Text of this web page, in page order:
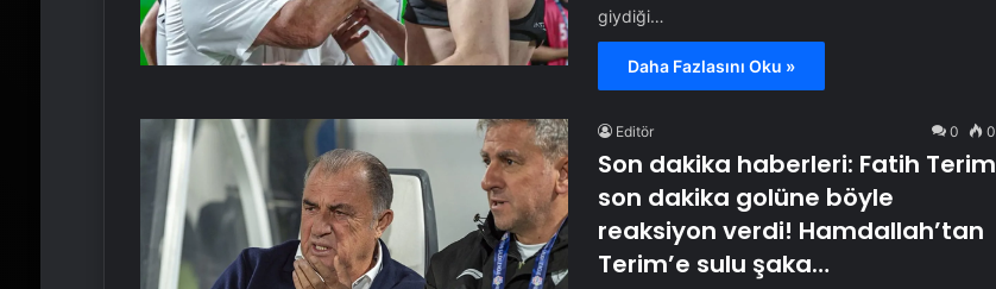
giydiği…
Daha Fazlasını Oku »
Editör 0 0
Son dakika haberleri: Fatih Terim
son dakika golüne böyle
reaksiyon verdi! Hamdallah’tan
Terim’e sulu şaka…